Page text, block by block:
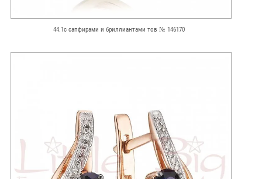
44.1с сапфирами и бриллиантами тов № 146170